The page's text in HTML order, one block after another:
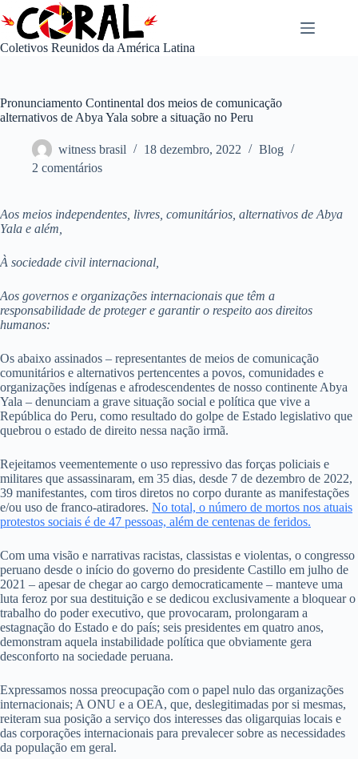
para
conteúdo
Coletivos Reunidos da América Latina
Pronunciamento Continental dos meios de comunicação
alternativos de Abya Yala sobre a situação no Peru
witness brasil 18 dezembro, 2022
Blog
2 comentários
Aos meios independentes, livres, comunitários, alternativos de Abya
Yala e além,
À sociedade civil internacional,
Aos governos e organizações internacionais que têm a
responsabilidade de proteger e garantir o respeito aos direitos
humanos:
Os abaixo assinados – representantes de meios de comunicação
comunitários e alternativos pertencentes a povos, comunidades e
organizações indígenas e afrodescendentes de nosso continente Abya
Yala – denunciam a grave situação social e política que vive a
República do Peru, como resultado do golpe de Estado legislativo que
quebrou o estado de direito nessa nação irmã.
Rejeitamos veementemente o uso repressivo das forças policiais e
militares que assassinaram, em 35 dias, desde 7 de dezembro de 2022,
39 manifestantes, com tiros diretos no corpo durante as manifestações
e/ou uso de franco-atiradores. No total, o número de mortos nos atuais
protestos sociais é de 47 pessoas, além de centenas de feridos.
Com uma visão e narrativas racistas, classistas e violentas, o congresso
peruano desde o início do governo do presidente Castillo em julho de
2021 – apesar de chegar ao cargo democraticamente – manteve uma
luta feroz por sua destituição e se dedicou exclusivamente a bloquear o
trabalho do poder executivo, que provocaram, prolongaram a
estagnação do Estado e do país; seis presidentes em quatro anos,
demonstram aquela instabilidade política que obviamente gera
desconforto na sociedade peruana.
Expressamos nossa preocupação com o papel nulo das organizações
internacionais; A ONU e a OEA, que, deslegitimadas por si mesmas,
reiteram sua posição a serviço dos interesses das oligarquias locais e
das corporações internacionais para prevalecer sobre as necessidades
da população em geral.